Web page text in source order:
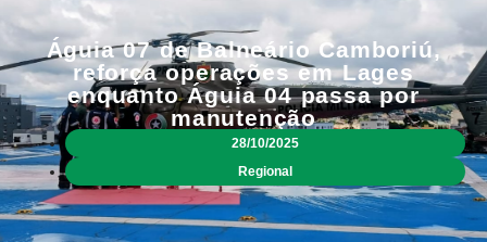
Águia 07 de Balneário Camboriú,
reforça operações em Lages
enquanto Águia 04 passa por
manutenção
28/10/2025
Regional